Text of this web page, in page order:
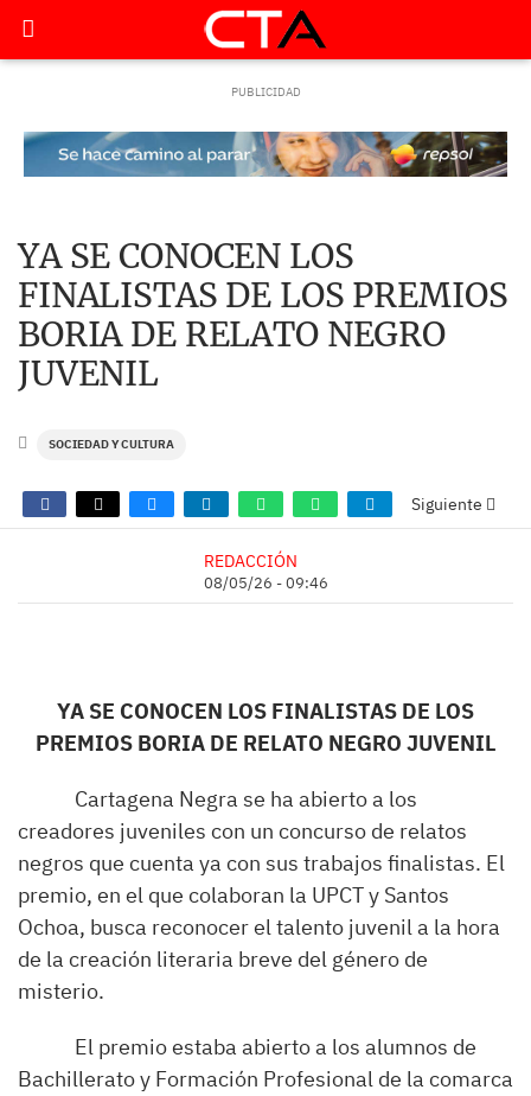
YA SE CONOCEN LOS
FINALISTAS DE LOS PREMIOS
BORIA DE RELATO NEGRO
JUVENIL
SOCIEDAD Y CULTURA
Siguiente
REDACCIÓN
08/05/26 - 09:46
YA SE CONOCEN LOS FINALISTAS DE LOS
PREMIOS BORIA DE RELATO NEGRO JUVENIL
Cartagena Negra se ha abierto a los
creadores juveniles con un concurso de relatos
negros que cuenta ya con sus trabajos finalistas. El
premio, en el que colaboran la UPCT y Santos
Ochoa, busca reconocer el talento juvenil a la hora
de la creación literaria breve del género de
misterio.
El premio estaba abierto a los alumnos de
Bachillerato y Formación Profesional de la comarca